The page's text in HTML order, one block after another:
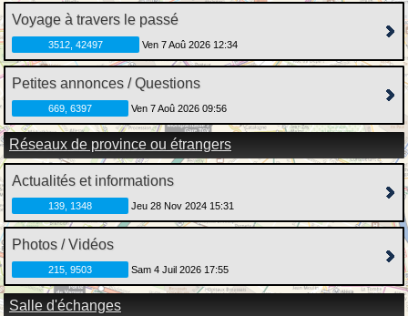
Voyage à travers le passé
3512, 42497 Ven 7 Aoû 2026 12:34
Petites annonces / Questions
669, 6397 Ven 7 Aoû 2026 09:56
Réseaux de province ou étrangers
Actualités et informations
139, 1348 Jeu 28 Nov 2024 15:31
Photos / Vidéos
215, 9503 Sam 4 Juil 2026 17:55
Salle d'échanges